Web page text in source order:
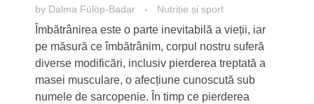
by Dalma Fülöp-Badar Nutriție și sport
Îmbătrânirea este o parte inevitabilă a vieții, iar
pe măsură ce îmbătrânim, corpul nostru suferă
diverse modificări, inclusiv pierderea treptată a
masei musculare, o afecțiune cunoscută sub
numele de sarcopenie. În timp ce pierderea